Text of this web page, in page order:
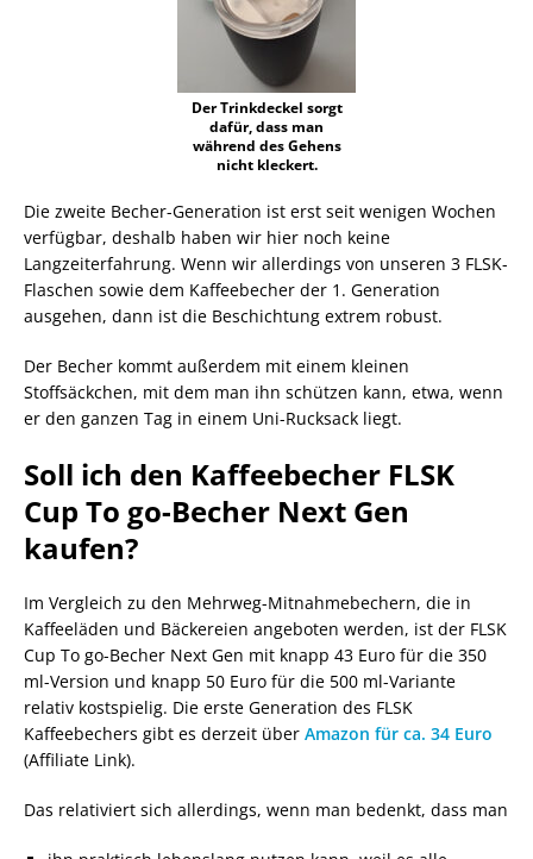
Der Trinkdeckel sorgt
dafür, dass man
während des Gehens
nicht kleckert.
Die zweite Becher-Generation ist erst seit wenigen Wochen
verfügbar, deshalb haben wir hier noch keine
Langzeiterfahrung. Wenn wir allerdings von unseren 3 FLSK-
Flaschen sowie dem Kaffeebecher der 1. Generation
ausgehen, dann ist die Beschichtung extrem robust.
Der Becher kommt außerdem mit einem kleinen
Stoffsäckchen, mit dem man ihn schützen kann, etwa, wenn
er den ganzen Tag in einem Uni-Rucksack liegt.
Soll ich den Kaffeebecher FLSK
Cup To go-Becher Next Gen
kaufen?
Im Vergleich zu den Mehrweg-Mitnahmebechern, die in
Kaffeeläden und Bäckereien angeboten werden, ist der FLSK
Cup To go-Becher Next Gen mit knapp 43 Euro für die 350
ml-Version und knapp 50 Euro für die 500 ml-Variante
relativ kostspielig. Die erste Generation des FLSK
Kaffeebechers gibt es derzeit über Amazon für ca. 34 Euro
(Affiliate Link).
Das relativiert sich allerdings, wenn man bedenkt, dass man